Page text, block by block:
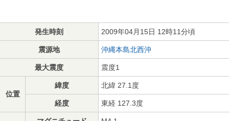
発生時刻 2009年04月15日 12時11分頃
震源地 沖縄本島北西沖
最大震度 震度1
位置
緯度 北緯 27.1度
経度 東経 127.3度